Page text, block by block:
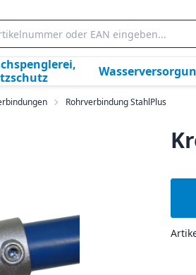
Rohrverbindung StahlPlus